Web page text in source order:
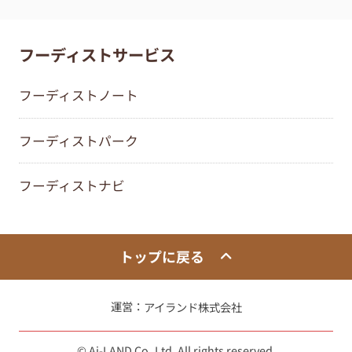
フーディストサービス
フーディストノート
フーディストパーク
フーディストナビ
トップに戻る
運営： アイランド株式会社